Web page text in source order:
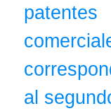
patentes
al